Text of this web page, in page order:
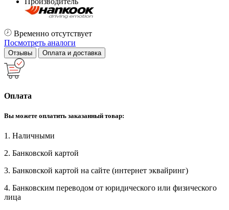
Временно отсутствует
Посмотреть аналоги
Отзывы Оплата и доставка
Оплата
Вы можете оплатить заказанный товар:
1. Наличными
2. Банковской картой
3. Банковской картой на сайте (интернет эквайринг)
4. Банковским переводом от юридического или физического
лица